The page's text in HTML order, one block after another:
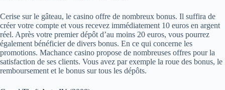
Cerise sur le gâteau, le casino offre de nombreux bonus. Il suffira de
créer votre compte et vous recevez immédiatement 10 euros en argent
réel. Après votre premier dépôt d’au moins 20 euros, vous pourrez
également bénéficier de divers bonus. En ce qui concerne les
promotions. Machance casino propose de nombreuses offres pour la
satisfaction de ses clients. Vous avez par exemple la roue des bonus, le
remboursement et le bonus sur tous les dépôts.